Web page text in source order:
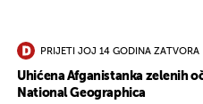
PRIJETI JOJ 14 GODINA ZATVORA
Uhićena Afganistanka zelenih
National Geographica